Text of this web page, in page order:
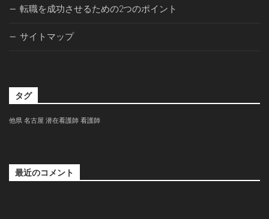
転職を成功させるための2つのポイント
サイトマップ
タグ
他県 名古屋 潜在看護師 看護師
最近のコメント